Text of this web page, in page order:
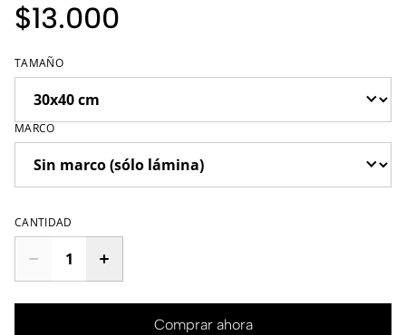
$13.000
TAMAÑO
MARCO
CANTIDAD
Comprar ahora